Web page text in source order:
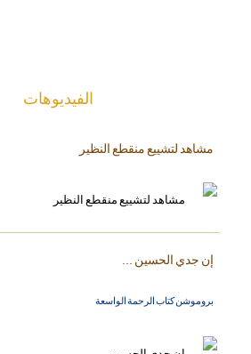
الفیدیوهات
مشاهد لتشييع منقطع النظير
إن جدي الحسين ...
بروموشن كتاب الرحمة الواسعة